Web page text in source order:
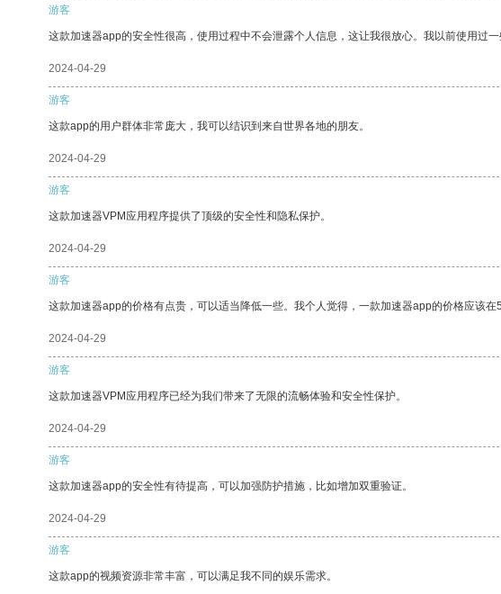
游客
这款加速器app的安全性很高，使用过程中不会泄露个人信息，这让我很放心。我以前使用过
2024-04-29
游客
这款app的用户群体非常庞大，我可以结识到来自世界各地的朋友。
2024-04-29
游客
这款加速器VPM应用程序提供了顶级的安全性和隐私保护。
2024-04-29
游客
这款加速器app的价格有点贵，可以适当降低一些。我个人觉得，一款加速器app的价格应该在
2024-04-29
游客
这款加速器VPM应用程序已经为我们带来了无限的流畅体验和安全性保护。
2024-04-29
游客
这款加速器app的安全性有待提高，可以加强防护措施，比如增加双重验证。
2024-04-29
游客
这款app的视频资源非常丰富，可以满足我不同的娱乐需求。